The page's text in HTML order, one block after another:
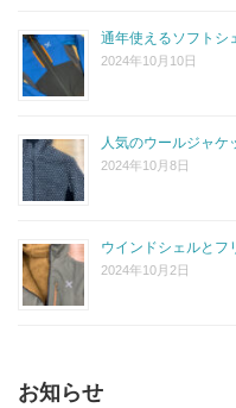
通年使えるソフトシ
2024年10月10日
人気のウールジャケ
2024年10月8日
ウインドシェルとフ
2024年10月2日
お知らせ